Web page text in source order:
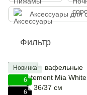
Аксессуары для
Фильтр
Новинка
6
6